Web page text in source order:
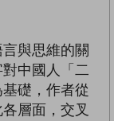
與思維的關
中國人「二
礎，作者從
層面，交叉